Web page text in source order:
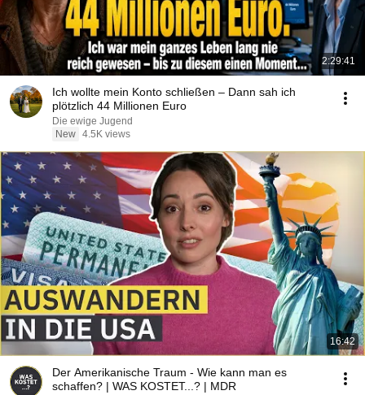
2:29:41
Ich wollte mein Konto schließen – Dann sah ich
plötzlich 44 Millionen Euro
Die ewige Jugend
New 4.5K views
16:42
Der Amerikanische Traum - Wie kann man es
schaffen? | WAS KOSTET...? | MDR